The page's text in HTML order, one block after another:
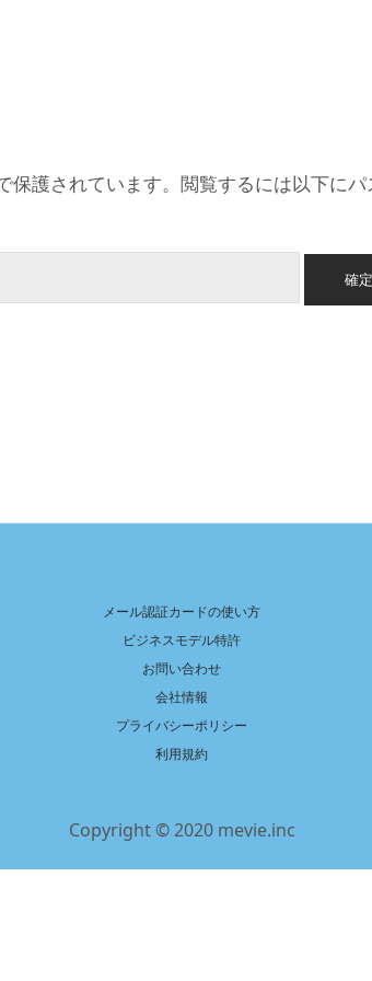
保護されています。閲覧するには以下に
メール認証カードの使い方
ビジネスモデル特許
お問い合わせ
会社情報
プライバシーポリシー
利用規約
Copyright © 2020 mevie.inc